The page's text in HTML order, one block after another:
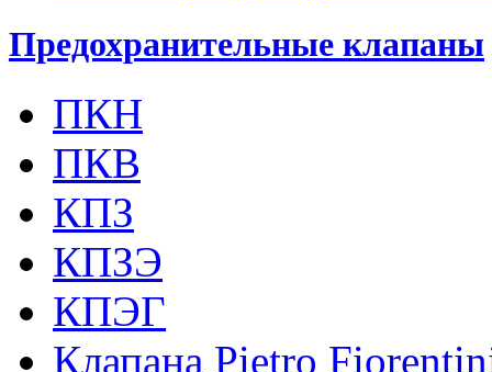
Предохранительные клапаны
ПКН
ПКВ
КПЗ
КПЗЭ
КПЭГ
Клапана Pietro